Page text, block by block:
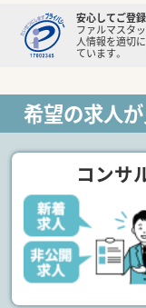
安心してご登
ファルマスタ
人情報を適切
ています。
希望の求人
コンサ